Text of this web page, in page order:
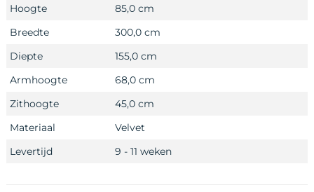
Hoogte
85,0 cm
Breedte
300,0 cm
Diepte
155,0 cm
Armhoogte
68,0 cm
Zithoogte
45,0 cm
Materiaal
Velvet
Levertijd
9 - 11 weken